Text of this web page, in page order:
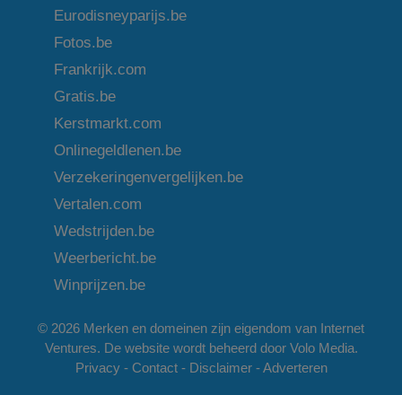
Eurodisneyparijs.be
Fotos.be
Frankrijk.com
Gratis.be
Kerstmarkt.com
Onlinegeldlenen.be
Verzekeringenvergelijken.be
Vertalen.com
Wedstrijden.be
Weerbericht.be
Winprijzen.be
© 2026 Merken en domeinen zijn eigendom van Internet
Ventures. De website wordt beheerd door Volo Media.
Privacy- Contact- Disclaimer-Adverteren